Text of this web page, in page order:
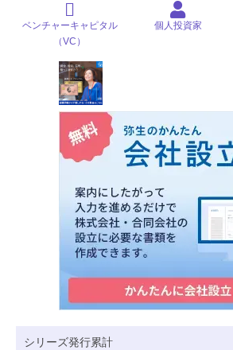
ベンチャーキャピタル
（VC）
個人投資家
シリーズ発行累計